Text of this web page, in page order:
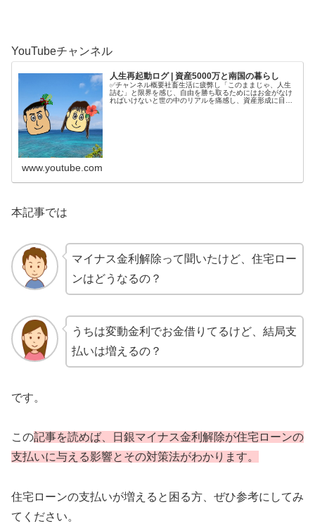
YouTubeチャンネル
人生再起動ログ | 資産5000万と南国の暮らし
✅チャンネル概要社畜生活に疲弊し「このままじゃ、人生
詰む」と限界を感じ、自由を勝ち取るためにはお金がなけ
ればいけないと世の中のリアルを痛感し、資産形成に目覚
www.youtube.com
本記事では
マイナス金利解除って聞いたけど、住宅ロー
ンはどうなるの？
うちは変動金利でお金借りてるけど、結局支
払いは増えるの？
です。
この記事を読めば、日銀マイナス金利解除が住宅ローンの
支払いに与える影響とその対策法がわかります。
住宅ローンの支払いが増えると困る方、ぜひ参考にしてみ
てください。